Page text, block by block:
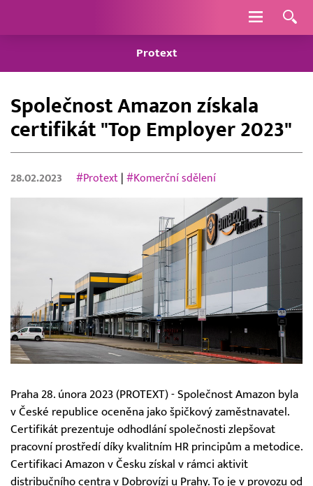
Navigace
Protext
Společnost Amazon získala
certifikát "Top Employer 2023"
28.02.2023 #Protext |#Komerční sdělení
Praha 28. února 2023 (PROTEXT) - Společnost Amazon byla
v České republice oceněna jako špičkový zaměstnavatel.
Certifikát prezentuje odhodlání společnosti zlepšovat
pracovní prostředí díky kvalitním HR principům a metodice.
Certifikaci Amazon v Česku získal v rámci aktivit
distribučního centra v Dobrovízi u Prahy. To je v provozu od